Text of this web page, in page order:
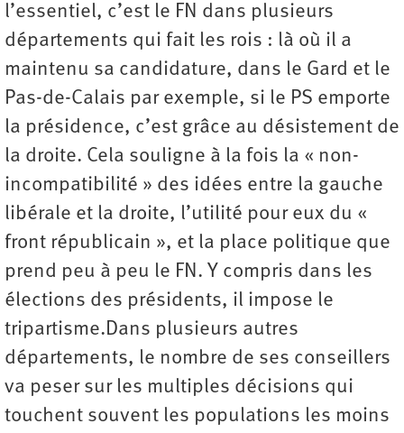
l’essentiel, c’est le FN dans plusieurs
départements qui fait les rois : là où il a
maintenu sa candidature, dans le Gard et le
Pas-de-Calais par exemple, si le PS emporte
la présidence, c’est grâce au désistement de
la droite. Cela souligne à la fois la « non-
incompatibilité » des idées entre la gauche
libérale et la droite, l’utilité pour eux du «
front républicain », et la place politique que
prend peu à peu le FN. Y compris dans les
élections des présidents, il impose le
tripartisme.Dans plusieurs autres
départements, le nombre de ses conseillers
va peser sur les multiples décisions qui
touchent souvent les populations les moins